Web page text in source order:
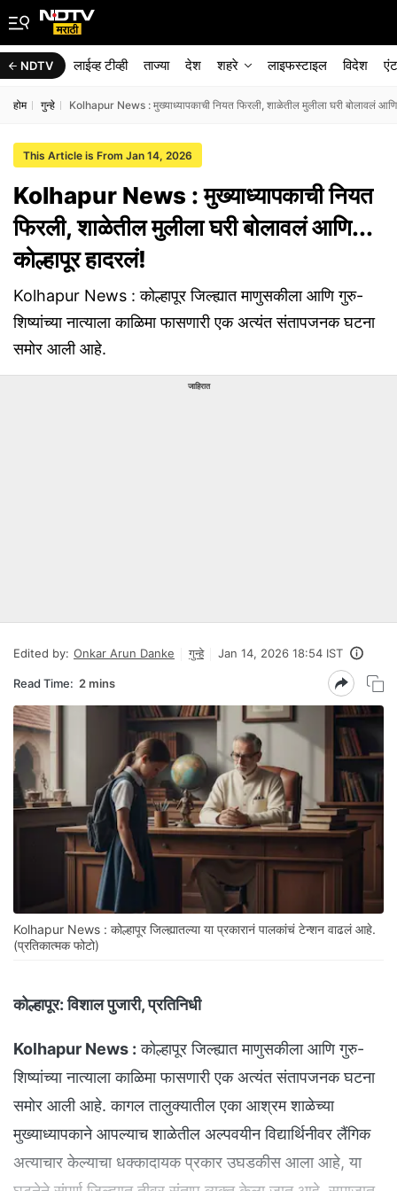
NDTV लाईव्ह टीव्ही ताज्या देश शहरे लाइफस्टाइल विदेश
होम गुन्हे Kolhapur News : मुख्याध्यापकाची नियत फिरली, शाळेतील मुलीला घरी बोलावलं
This Article is From Jan 14, 2026
Kolhapur News : मुख्याध्यापकाची नियत
फिरली, शाळेतील मुलीला घरी बोलावलं आणि...
कोल्हापूर हादरलं!
Kolhapur News : कोल्हापूर जिल्ह्यात माणुसकीला आणि गुरु-
शिष्यांच्या नात्याला काळिमा फासणारी एक अत्यंत संतापजनक घटना
समोर आली आहे.
जाहिरात
Edited by: Onkar Arun Danke गुन्हे Jan 14, 2026 18:54 IST
Read Time: 2 mins
Kolhapur News : कोल्हापूर जिल्ह्यातल्या या प्रकारानं पालकांचं टेन्शन वाढलं आहे.
(प्रतिकात्मक फोटो)
कोल्हापूर: विशाल पुजारी, प्रतिनिधी
Kolhapur News : कोल्हापूर जिल्ह्यात माणुसकीला आणि गुरु-
शिष्यांच्या नात्याला काळिमा फासणारी एक अत्यंत संतापजनक घटना
समोर आली आहे. कागल तालुक्यातील एका आश्रम शाळेच्या
मुख्याध्यापकाने आपल्याच शाळेतील अल्पवयीन विद्यार्थिनीवर लैंगिक
अत्याचार केल्याचा धक्कादायक प्रकार उघडकीस आला आहे, या